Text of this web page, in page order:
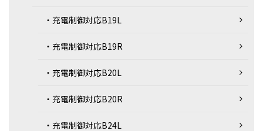
・充電制御対応B19L
・充電制御対応B19R
・充電制御対応B20L
・充電制御対応B20R
・充電制御対応B24L